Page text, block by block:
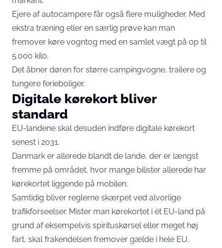
Ejere af autocampere får også flere muligheder. Med
ekstra træning eller en særlig prøve kan man
fremover køre vogntog med en samlet vægt på op til
5.000 kilo.
Det åbner døren for større campingvogne, trailere og
tungere ferieboliger.
Digitale kørekort bliver
standard
EU-landene skal desuden indføre digitale kørekort
senest i 2031.
Danmark er allerede blandt de lande, der er længst
fremme på området, hvor mange bilister allerede har
kørekortet liggende på mobilen.
Samtidig bliver reglerne skærpet ved alvorlige
trafikforseelser. Mister man kørekortet i ét EU-land på
grund af eksempelvis spirituskørsel eller meget høj
fart, skal frakendelsen fremover gælde i hele EU.